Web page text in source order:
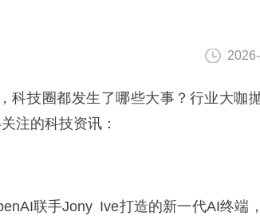
技圈都发生了哪些大事？行业大咖
注的科技资讯：
联手Jony Ive打造的新一代AI终端